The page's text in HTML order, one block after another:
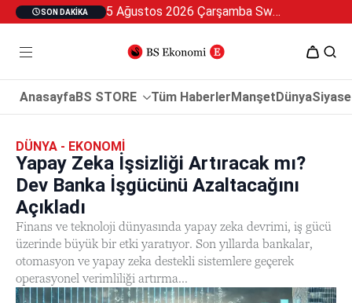
SON DAKIKA 5 Ağustos 2026 Çarşamba Swan Özel 2
AnasayfaBS STORE Tüm HaberlerManşetDünya
DÜNYA - EKONOMI
Yapay Zeka İşsizliği Artıracak mı?
Dev Banka İşgücünü Azaltacağını
Açıkladı
Finans ve teknoloji dünyasında yapay zeka devrimi, iş gücü
üzerinde büyük bir etki yaratıyor. Son yıllarda bankalar,
otomasyon ve yapay zeka destekli sistemlere geçerek
operasyonel verimliliği artırma...